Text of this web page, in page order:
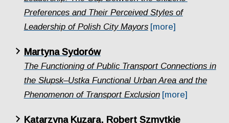
Preferences and Their Perceived Styles of
Leadership of Polish City Mayors [more]
Martyna Sydorów
The Functioning of Public Transport Connections in
the Słupsk–Ustka Functional Urban Area and the
Phenomenon of Transport Exclusion [more]
Katarzyna Kuzara, Robert Szmytkie